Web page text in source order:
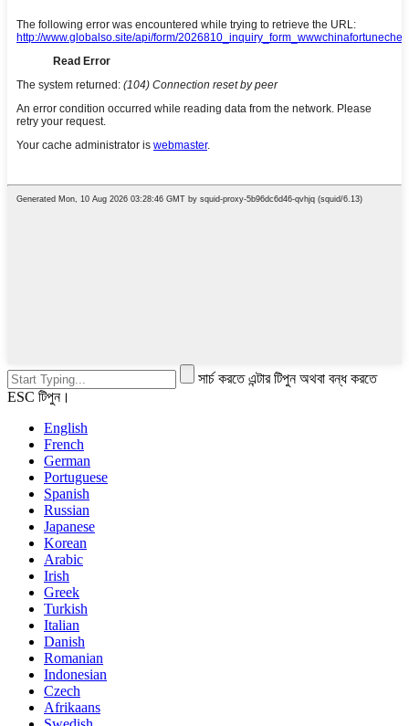
সার্চ করতে এন্টার টিপুন অথবা বন্ধ করতে
ESC টিপুন।
English
French
German
Portuguese
Spanish
Russian
Japanese
Korean
Arabic
Irish
Greek
Turkish
Italian
Danish
Romanian
Indonesian
Czech
Afrikaans